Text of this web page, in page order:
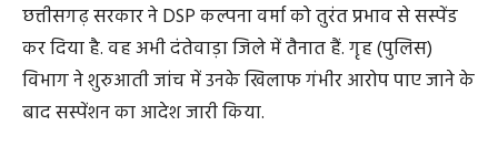
छत्तीसगढ़ सरकार ने DSP कल्पना वर्मा को तुरंत प्रभाव से सस्पेंड
कर दिया है. वह अभी दंतेवाड़ा जिले में तैनात हैं. गृह (पुलिस)
विभाग ने शुरुआती जांच में उनके खिलाफ गंभीर आरोप पाए जाने के
बाद सस्पेंशन का आदेश जारी किया.